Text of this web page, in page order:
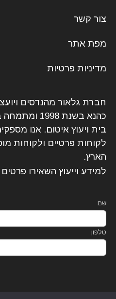
צור קשר
מפת אתר
מדיניות פרטיות
חברת גלאור מהנדסים
כהנא בשנת
בית ויעוץ איטום. אנו
לקוחות פרטיים ולקוחות
הארץ.
למידע וייעוץ השאירו
שם
טלפון